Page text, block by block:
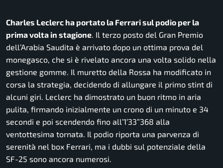
Charles Leclerc ha portato la Ferrari sul podio per la
prima volta in stagione. Il terzo posto del Gran Premio
dell’Arabia Saudita è arrivato dopo un ottima prova del
monegasco, che si è rivelato ancora una volta solido nella
gestione gomme. Il muretto della Rossa ha modificato in
corsa la strategia, decidendo di allungare il primo stint di
alcuni giri. Leclerc ha dimostrato un buon ritmo in aria
pulita, firmando inizialmente un crono di un minuto e 34
secondi e poi scendendo fino all’1’33”368 alla
ventottesima tornata. Il podio riporta una parvenza di
serenità nel box Ferrari, ma i dubbi sul potenziale della
SF-25 sono ancora numerosi.